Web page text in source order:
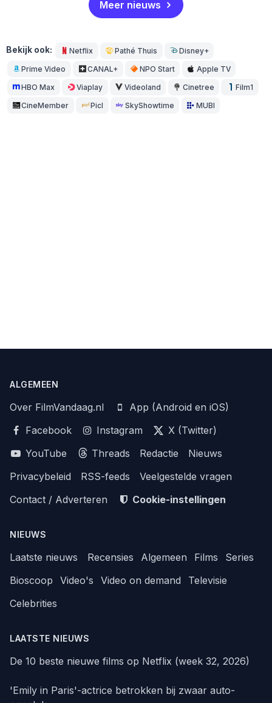
Meer nieuws
Bekijk ook: Netflix Pathé Thuis Disney+
Prime Video CANAL+ NPO Start Apple TV
HBO Max Viaplay Videoland Cinetree Film1
CineMember Picl SkyShowtime MUBI
ALGEMEEN
Over FilmVandaag.nl
App (Android en iOS)
Facebook
Instagram
X (Twitter)
YouTube
Threads Redactie
Nieuws
Privacybeleid
RSS-feeds
Veelgestelde vragen
Contact / Adverteren
Cookie-instellingen
NIEUWS
Laatste nieuws Recensies Algemeen Films
Series
Bioscoop
Video's Video on demand
Televisie
Celebrities
LAATSTE NIEUWS
De 10 beste nieuwe films op Netflix (week 32, 2026)
'Emily in Paris'-actrice betrokken bij zwaar auto-